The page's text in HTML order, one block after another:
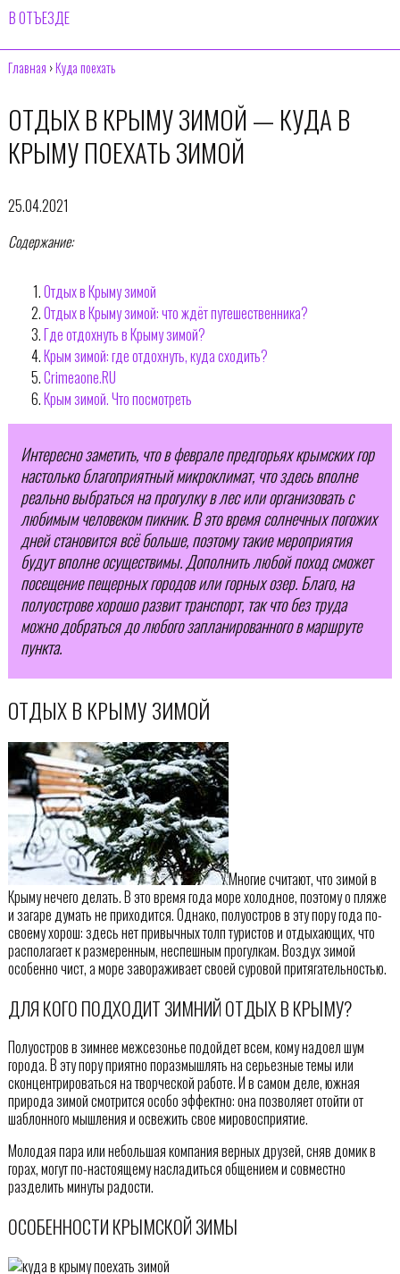
В ОТЪЕЗДЕ
Главная ›Куда поехать
ОТДЫХ В КРЫМУ ЗИМОЙ — КУДА В
КРЫМУ ПОЕХАТЬ ЗИМОЙ
25.04.2021
Содержание:
Отдых в Крыму зимой
Отдых в Крыму зимой: что ждёт путешественника?
Где отдохнуть в Крыму зимой?
Крым зимой: где отдохнуть, куда сходить?
Crimeaone.RU
Крым зимой. Что посмотреть
Интересно заметить, что в феврале предгорьях крымских гор
настолько благоприятный микроклимат, что здесь вполне
реально выбраться на прогулку в лес или организовать с
любимым человеком пикник. В это время солнечных погожих
дней становится всё больше, поэтому такие мероприятия
будут вполне осуществимы. Дополнить любой поход сможет
посещение пещерных городов или горных озер. Благо, на
полуострове хорошо развит транспорт, так что без труда
можно добраться до любого запланированного в маршруте
пункта.
ОТДЫХ В КРЫМУ ЗИМОЙ
Многие считают, что зимой в
Крыму нечего делать. В это время года море холодное, поэтому о пляже
и загаре думать не приходится. Однако, полуостров в эту пору года по-
своему хорош: здесь нет привычных толп туристов и отдыхающих, что
располагает к размеренным, неспешным прогулкам. Воздух зимой
особенно чист, а море завораживает своей суровой притягательностью.
ДЛЯ КОГО ПОДХОДИТ ЗИМНИЙ ОТДЫХ В КРЫМУ?
Полуостров в зимнее межсезонье подойдет всем, кому надоел шум
города. В эту пору приятно поразмышлять на серьезные темы или
сконцентрироваться на творческой работе. И в самом деле, южная
природа зимой смотрится особо эффектно: она позволяет отойти от
шаблонного мышления и освежить свое мировосприятие.
Молодая пара или небольшая компания верных друзей, сняв домик в
горах, могут по-настоящему насладиться общением и совместно
разделить минуты радости.
ОСОБЕННОСТИ КРЫМСКОЙ ЗИМЫ